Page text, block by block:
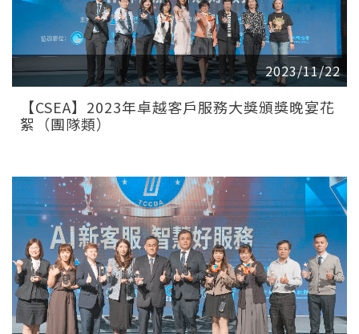
2023/11/22
【CSEA】2023年卓越客戶服務大獎頒獎晚宴花
絮（團隊類）